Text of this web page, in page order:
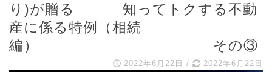
り)が贈る 知ってトクする不動
産に係る特例（相続
編） その③
2022年6月22日 / 2022年6月22日